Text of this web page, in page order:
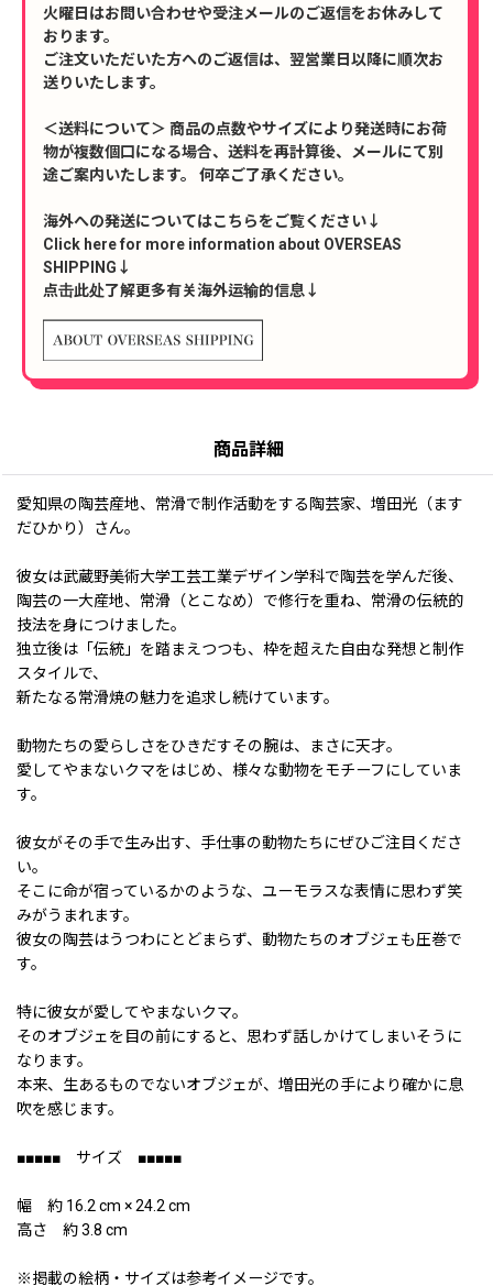
火曜日はお問い合わせや受注メールのご返信をお休みして
おります。
ご注文いただいた方へのご返信は、翌営業日以降に順次お
送りいたします。
＜送料について＞ 商品の点数やサイズにより発送時にお荷
物が複数個口になる場合、送料を再計算後、メールにて別
途ご案内いたします。 何卒ご了承ください。
海外への発送についてはこちらをご覧ください↓
Click here for more information about OVERSEAS
SHIPPING↓
点击此处了解更多有关海外运输的信息↓
商品詳細
愛知県の陶芸産地、常滑で制作活動をする陶芸家、増田光（ます
だひかり）さん。
彼女は武蔵野美術大学工芸工業デザイン学科で陶芸を学んだ後、
陶芸の一大産地、常滑（とこなめ）で修行を重ね、常滑の伝統的
技法を身につけました。
独立後は「伝統」を踏まえつつも、枠を超えた自由な発想と制作
スタイルで、
新たなる常滑焼の魅力を追求し続けています。
動物たちの愛らしさをひきだすその腕は、まさに天才。
愛してやまないクマをはじめ、様々な動物をモチーフにしていま
す。
彼女がその手で生み出す、手仕事の動物たちにぜひご注目くださ
い。
そこに命が宿っているかのような、ユーモラスな表情に思わず笑
みがうまれます。
彼女の陶芸はうつわにとどまらず、動物たちのオブジェも圧巻で
す。
特に彼女が愛してやまないクマ。
そのオブジェを目の前にすると、思わず話しかけてしまいそうに
なります。
本来、生あるものでないオブジェが、増田光の手により確かに息
吹を感じます。
■■■■■ サイズ ■■■■■
幅 約 16.2 cm × 24.2 cm
高さ 約 3.8 cm
※掲載の絵柄・サイズは参考イメージです。